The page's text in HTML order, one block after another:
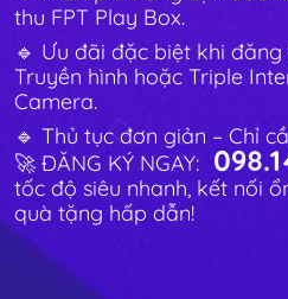
thu FPT Play Box.
🔹 Ưu đãi đặc biệt khi
Truyền hình hoặc Triple
Camera.
🔹 Thủ tục đơn giản – Chỉ
🚀 ĐĂNG KÝ NGAY:
tốc độ siêu nhanh, kết nối
quà tặng hấp dẫn!